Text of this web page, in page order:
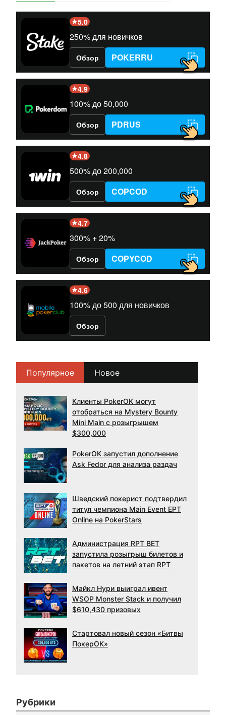
5.0
250% для новичков
POKERRU
Обзор
4.9
100% до 50,000
PDRUS
Обзор
4.8
500% до 200,000
COPCOD
Обзор
4.7
300% + 20%
COPYCOD
Обзор
4.6
100% до 500 для новичков
Обзор
Популярное Новое
Клиенты PokerOK могут
отобраться на Mystery Bounty
Mini Main с розыгрышем
$300,000
PokerOK запустил дополнение
Ask Fedor для анализа раздач
Шведский покерист подтвердил
титул чемпиона Main Event EPT
Online на PokerStars
Администрация RPT BET
запустила розыгрыш билетов и
пакетов на летний этап RPT
Майкл Нури выиграл ивент
WSOP Monster Stack и получил
$610,430 призовых
Стартовал новый сезон «Битвы
ПокерОК»
Рубрики